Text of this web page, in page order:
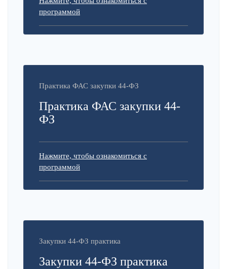
программой
Практика ФАС закупки 44-ФЗ
Практика ФАС закупки 44-
ФЗ
Нажмите, чтобы ознакомиться с
программой
Закупки 44-ФЗ практика
Закупки 44-ФЗ практика